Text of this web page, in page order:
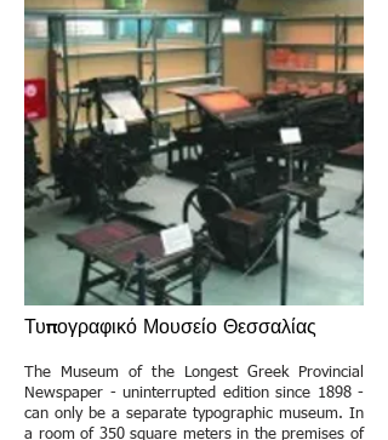
Τυπογραφικό Μουσείο Θεσσαλίας
The Museum of the Longest Greek Provincial
Newspaper - uninterrupted edition since 1898 -
can only be a separate typographic museum. In
a room of 350 square meters in the premises of